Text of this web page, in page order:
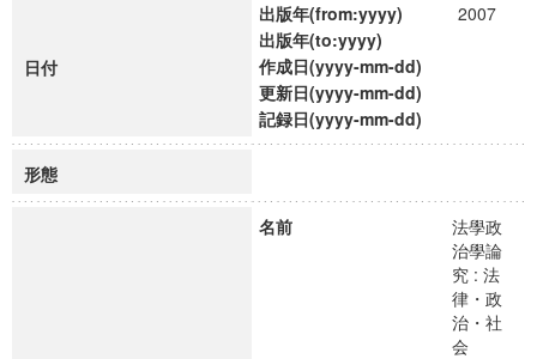
日付
出版年(from:yyyy)
2007
出版年(to:yyyy)
作成日(yyyy-mm-dd)
更新日(yyyy-mm-dd)
記録日(yyyy-mm-dd)
形態
名前
法學政
治學論
究 : 法
律・政
治・社
会